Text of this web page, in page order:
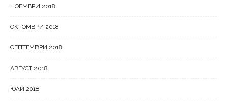
НОЕМВРИ 2018
ОКТОМВРИ 2018
СЕПТЕМВРИ 2018
АВГУСТ 2018
ЮЛИ 2018